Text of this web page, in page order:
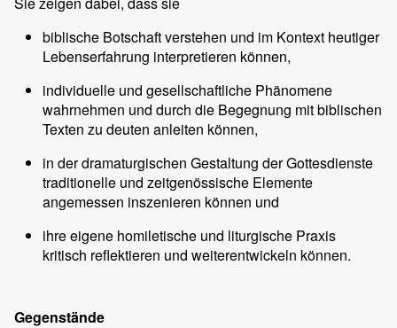
biblische Botschaft verstehen und im Kontext heutiger
Lebenserfahrung interpretieren können,
individuelle und gesellschaftliche Phänomene
wahrnehmen und durch die Begegnung mit biblischen
Texten zu deuten anleiten können,
in der dramaturgischen Gestaltung der Gottesdienste
traditionelle und zeitgenössische Elemente
angemessen inszenieren können und
ihre eigene homiletische und liturgische Praxis
kritisch reflektieren und weiterentwickeln können.
Gegenstände